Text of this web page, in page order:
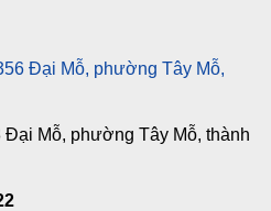
Đại Mỗ, phường Tây Mỗ,
Đại Mỗ, phường Tây Mỗ, thành